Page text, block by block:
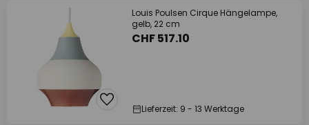
Louis Poulsen Cirque Hängelampe,
gelb, 22 cm
CHF 517.10
Lieferzeit: 9 - 13 Werktage